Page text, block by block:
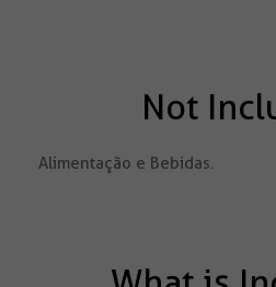
Not
Alimentação e Bebidas.